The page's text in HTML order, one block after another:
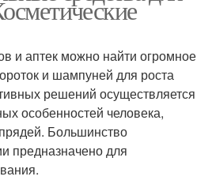
и аптек можно найти огромное
и шампуней для роста
решений осуществляется
особенностей человека,
Большинство
предназначено для